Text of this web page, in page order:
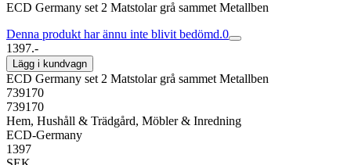
ECD Germany set 2 Matstolar grå sammet Metallben
Denna produkt har ännu inte blivit bedömd.0
1397.-
Lägg i kundvagn
ECD Germany set 2 Matstolar grå sammet Metallben
739170
739170
Hem, Hushåll & Trädgård, Möbler & Inredning
ECD-Germany
1397